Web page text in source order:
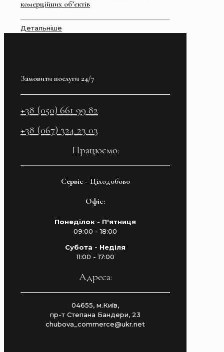
комерційних об’єктів
Детальніше
Замовити послуги 24/7
+38 (050) 661 99 82
+38 (067) 324 23 03
Працюємо:
Cервіс - Цілодобово
Офіс:
Понеділок - П'ятниця
09:00 - 18:00
Субота - Неділя
11:00 - 17:00
Адреса:
04655, м.Київ,
пр-т Степана Бандери, 23
chubova_commerce@ukr.net